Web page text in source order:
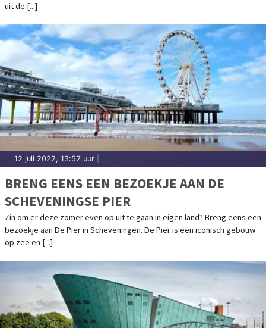
uit de [...]
12 juli 2022, 13:52 uur
BRENG EENS EEN BEZOEKJE AAN DE
SCHEVENINGSE PIER
Zin om er deze zomer even op uit te gaan in eigen land? Breng eens een
bezoekje aan De Pier in Scheveningen. De Pier is een iconisch gebouw
op zee en [...]